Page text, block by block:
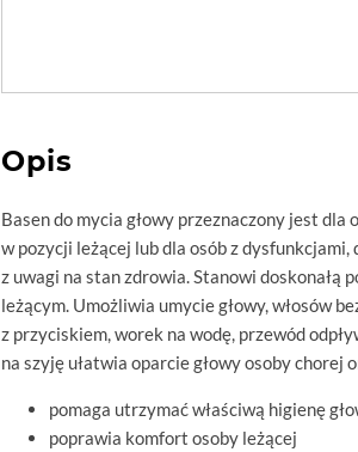
Opis
Basen do mycia głowy przeznaczony jest
w pozycji leżącej lub dla osób z
z uwagi na stan zdrowia. Stanowi doskonałą
leżącym. Umożliwia umycie głowy, włosów
z przyciskiem, worek na wodę, przewód
na szyję ułatwia oparcie głowy osoby chorej
pomaga utrzymać właściwą higienę
poprawia komfort osoby leżącej